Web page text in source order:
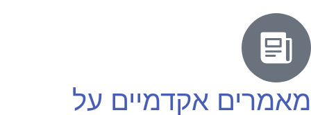
מאמרים אקדמיים על